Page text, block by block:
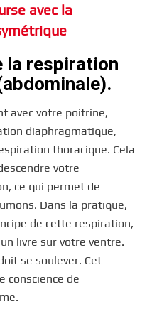
avec la
la respiration
avec votre poitrine,
diaphragmatique,
thoracique. Cela
votre
ce qui permet de
Dans la pratique,
de cette respiration,
livre sur votre ventre.
se soulever. Cet
conscience de